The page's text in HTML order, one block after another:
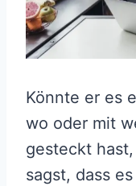
Könnte er es
wo oder mit
gesteckt
sagst, dass